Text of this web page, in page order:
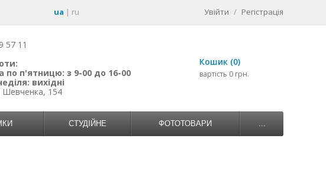
ua | ru Увійти / Регістрація
57 11
по п'ятницю: з 9-00 до 16-00
вихідні
Шевченка, 154
Кошик (0)
вартість 0 грн.
СТУДІЙНЕ ФОТОТОВАРИ ...